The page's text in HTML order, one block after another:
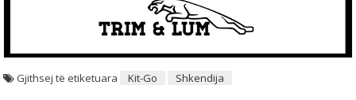
Gjithsej të etiketuara Kit-Go Shkendija